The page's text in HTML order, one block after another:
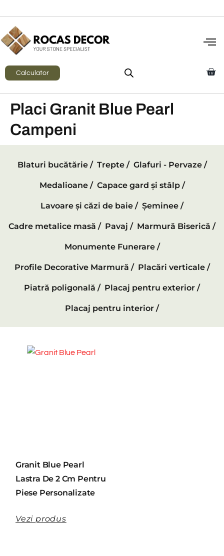
Calculator
Placi Granit Blue Pearl
Campeni
Blaturi bucătărie / Trepte / Glafuri - Pervaze /
Medalioane / Capace gard și stâlp /
Lavoare și căzi de baie / Șeminee /
Cadre metalice masă / Pavaj / Marmură Biserică /
Monumente Funerare /
Profile Decorative Marmură / Placări verticale /
Piatră poligonală / Placaj pentru exterior /
Placaj pentru interior /
Granit Blue Pearl
Lastra De 2 Cm Pentru
Piese Personalizate
Vezi produs